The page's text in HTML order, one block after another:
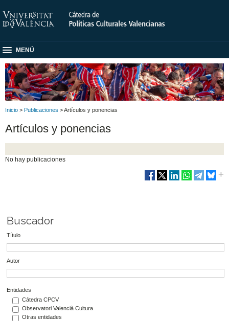
MENÚ
Inicio > Publicaciones > Artículos y ponencias
Artículos y ponencias
No hay publicaciones
Buscador
Título
Autor
Entidades
Cátedra CPCV
Observatori Valencià Cultura
Otras entidades